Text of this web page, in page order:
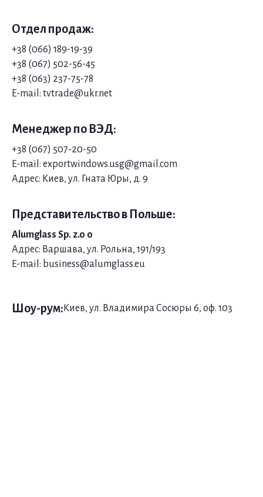
Отдел продаж:
+38 (066) 189-19-39
+38 (067) 502-56-45
+38 (063) 237-75-78
E-mail: tvtrade@ukr.net
Менеджер по ВЭД:
+38 (067) 507-20-50
E-mail: exportwindows.usg@gmail.com
Адрес: Киев, ул. Гната Юры, д. 9
Представительство в Польше:
Alumglass Sp. z.o o
Адрес: Варшава, ул. Рольна, 191/193
E-mail: business@alumglass.eu
Шоу-рум: Киев, ул. Владимира Сосюры 6, оф. 103